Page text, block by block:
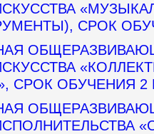
СРОК
СРОК ОБУЧЕНИЯ 2